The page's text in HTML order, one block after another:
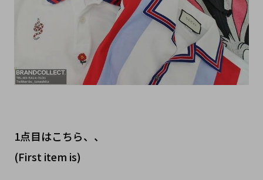
1点目はこちら、、
(First item is)